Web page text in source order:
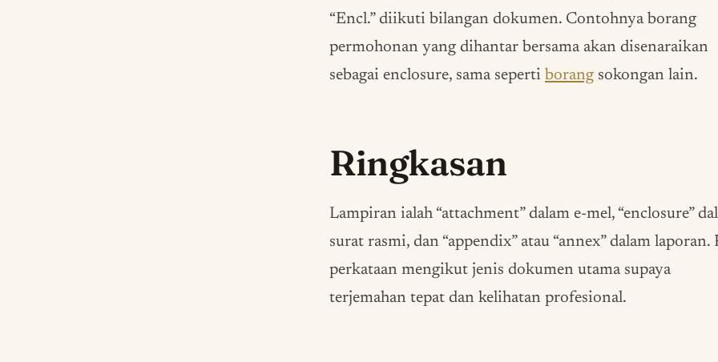
“Encl.” diikuti bilangan dokumen. Contohnya borang
permohonan yang dihantar bersama akan disenaraikan
sebagai enclosure, sama seperti borang sokongan lain.
Ringkasan
Lampiran ialah “attachment” dalam e-mel, “enclosure”
surat rasmi, dan “appendix” atau “annex” dalam laporan.
perkataan mengikut jenis dokumen utama supaya
terjemahan tepat dan kelihatan profesional.